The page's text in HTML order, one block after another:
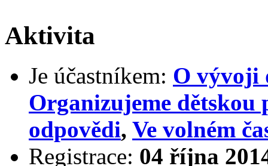
Aktivita
Je účastníkem: O vývoji
Organizujeme dětskou
odpovědi, Ve volném
Registrace: 04 října